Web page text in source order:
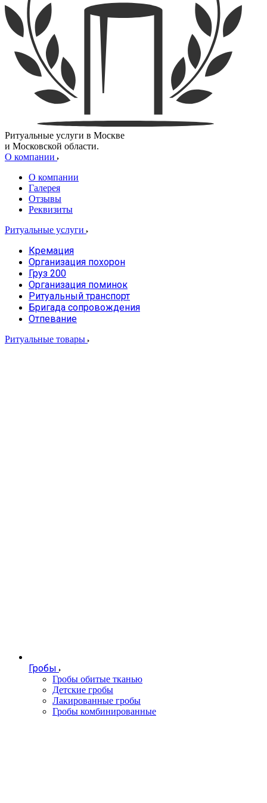
Ритуальные услуги в Москве
и Московской области.
О компании
О компании
Галерея
Отзывы
Реквизиты
Ритуальные услуги
Кремация
Организация похорон
Груз 200
Организация поминок
Ритуальный транспорт
Бригада сопровождения
Отпевание
Ритуальные товары
Гробы
Гробы обитые тканью
Детские гробы
Лакированные гробы
Гробы комбинированные